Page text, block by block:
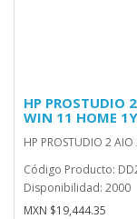
HP PROSTUDIO
WIN 11 HOME
HP PROSTUDIO 2
Código Producto:
Disponibilidad: 2000
MXN $19,444.35